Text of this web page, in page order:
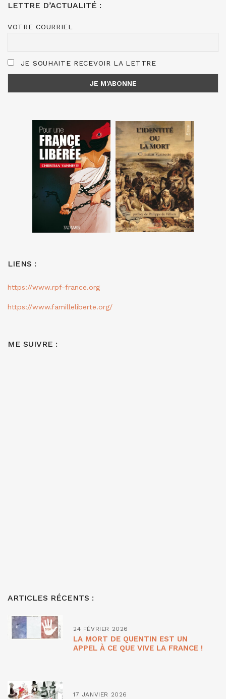
LETTRE D’ACTUALITÉ :
VOTRE COURRIEL
JE SOUHAITE RECEVOIR LA LETTRE
LIENS :
https://www.rpf-france.org
https://www.familleliberte.org/
ME SUIVRE :
ARTICLES RÉCENTS :
24 FÉVRIER 2026
LA MORT DE QUENTIN EST UN
APPEL À CE QUE VIVE LA FRANCE !
17 JANVIER 2026